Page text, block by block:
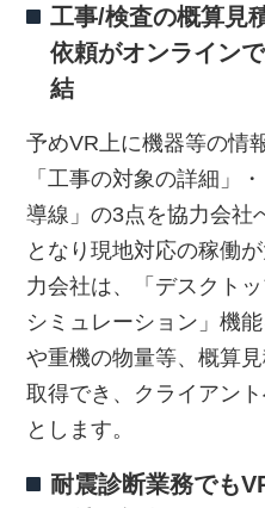
工事/検査の概算見
依頼がオンライン
結
予めVR上に機器等の情
「工事の対象の詳細」
導線」の3点を協力会社
となり現地対応の稼働
力会社は、「デスクト
シミュレーション」機
や重機の物量等、概算
取得でき、クライアン
とします。
耐震診断業務でも